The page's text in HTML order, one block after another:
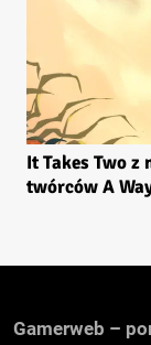
It Takes Two
twórców A
Gamerweb –